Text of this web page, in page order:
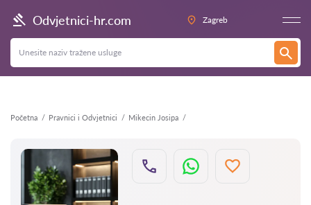
Odvjetnici-hr.com Zagreb
Početna Pravnici i Odvjetnici Mikecin Josipa
Natrag